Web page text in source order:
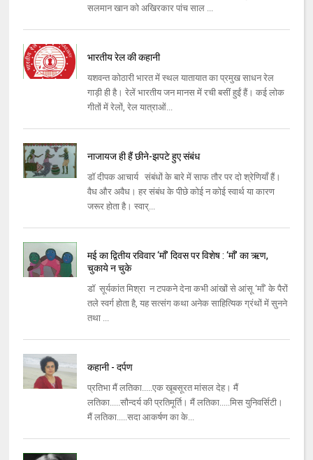
सलमान खान को अखिरकार पांच साल ...
भारतीय रेल की कहानी
यशवन्त कोठारी भारत में स्थल यातायात का प्रमुख साधन रेल
गाड़ी ही है। रेलें भारतीय जन मानस में रची बसीं हुईं हैं। कई लोक
गीतों में रेलों, रेल यात्राओं...
नाजायज ही हैं छीने-झपटे हुए संबंध
डॉ दीपक आचार्य संबंधों के बारे में साफ तौर पर दो श्रेणियाँ हैं।
वैध और अवैध। हर संबंध के पीछे कोई न कोई स्वार्थ या कारण
जरूर होता है। स्वार्...
मई का द्वितीय रविवार ‘माँ’ दिवस पर विशेष : ‘माँ’ का ऋण,
चुकाये न चुके
डॉ सूर्यकांत मिश्रा न टपकने देना कभी आंखों से आंसू ‘माँ’ के पैरों
तले स्वर्ग होता है, यह सत्संग कथा अनेक साहित्यिक ग्रंथों में सुनने
तथा ...
कहानी - दर्पण
प्रतिभा मैं लतिका.....एक खूबसूरत मांसल देह। मैं
लतिका.....सौन्दर्य की प्रतिमूर्ति। मैं लतिका.....मिस युनिवर्सिटी।
मैं लतिका.....सदा आकर्षण का के...